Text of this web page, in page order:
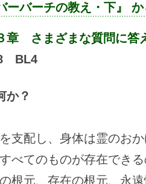
ーバーチの教え・下』
章 さまざまな質問に答
BL4
か？
支配し、身体は霊のお
べてのものが存在でき
根元、存在の根元、永